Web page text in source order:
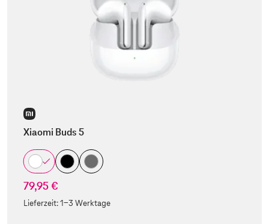
Xiaomi Buds 5
79,95 €
Lieferzeit:1-3 Werktage